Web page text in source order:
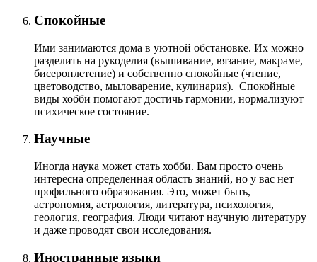
Спокойные
Ими занимаются дома в уютной обстановке. Их можно
разделить на рукоделия (вышивание, вязание, макраме,
бисероплетение) и собственно спокойные (чтение,
цветоводство, мыловарение, кулинария). Спокойные
виды хобби помогают достичь гармонии, нормализуют
психическое состояние.
Научные
Иногда наука может стать хобби. Вам просто очень
интересна определенная область знаний, но у вас нет
профильного образования. Это, может быть,
астрономия, астрология, литература, психология,
геология, география. Люди читают научную литературу
и даже проводят свои исследования.
Иностранные языки